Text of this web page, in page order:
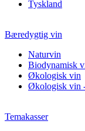
Tyskland
Bæredygtig vin
Naturvin
Biodynamisk
Økologisk vin
Økologisk vin
Temakasser